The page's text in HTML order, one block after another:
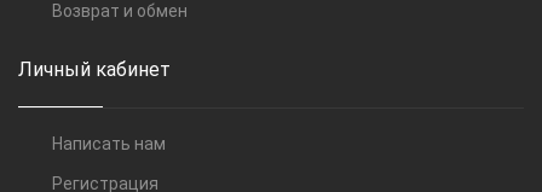
Возврат и обмен
Личный кабинет
Написать нам
Регистрация